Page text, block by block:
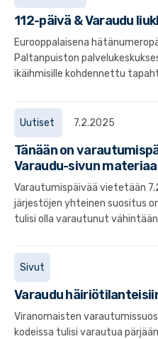
112-päivä & Varaudu
Eurooppalaisena
Paltanpuiston
ikäihmisille kohdennettu
Uutiset 7.2.2025
Tänään on
Varaudu-sivun
Varautumispäivää vietetään
järjestöjen yhteinen suositus
tulisi olla varautunut
Sivut
Varaudu
Viranomaisten
kodeissa tulisi varautua